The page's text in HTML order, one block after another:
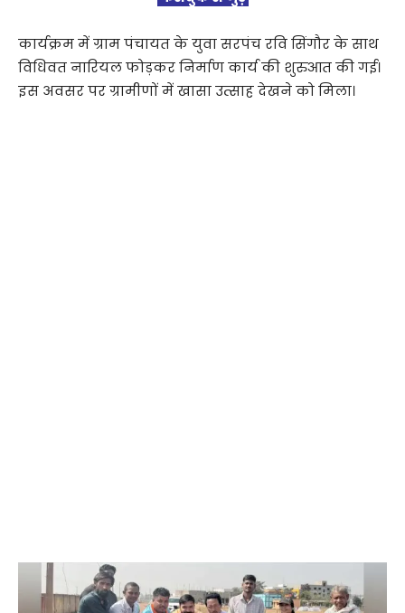
कार्यक्रम में ग्राम पंचायत के युवा सरपंच रवि सिंगौर के साथ
विधिवत नारियल फोड़कर निर्माण कार्य की शुरुआत की गई।
इस अवसर पर ग्रामीणों में खासा उत्साह देखने को मिला।